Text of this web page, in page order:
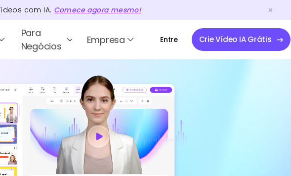
com IA. Comece agora mesmo!
Para
Negócios
Empresa Entre Crie Vídeo IA Grátis